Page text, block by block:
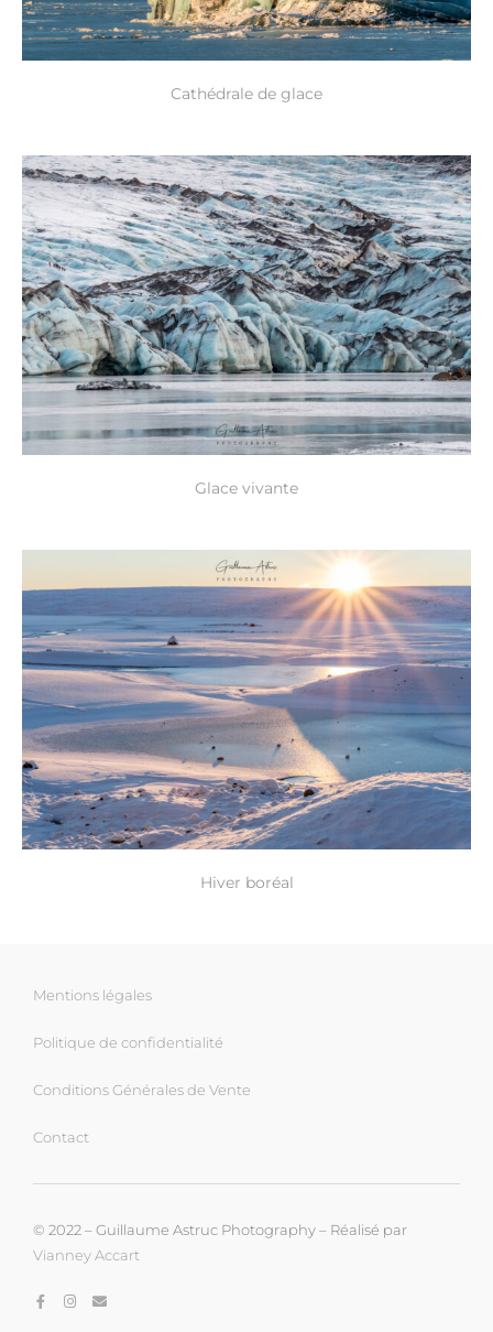
Cathédrale de glace
Glace vivante
Hiver boréal
Mentions légales
Politique de confidentialité
Conditions Générales de Vente
Contact
© 2022 – Guillaume Astruc Photography – Réalisé par
Vianney Accart